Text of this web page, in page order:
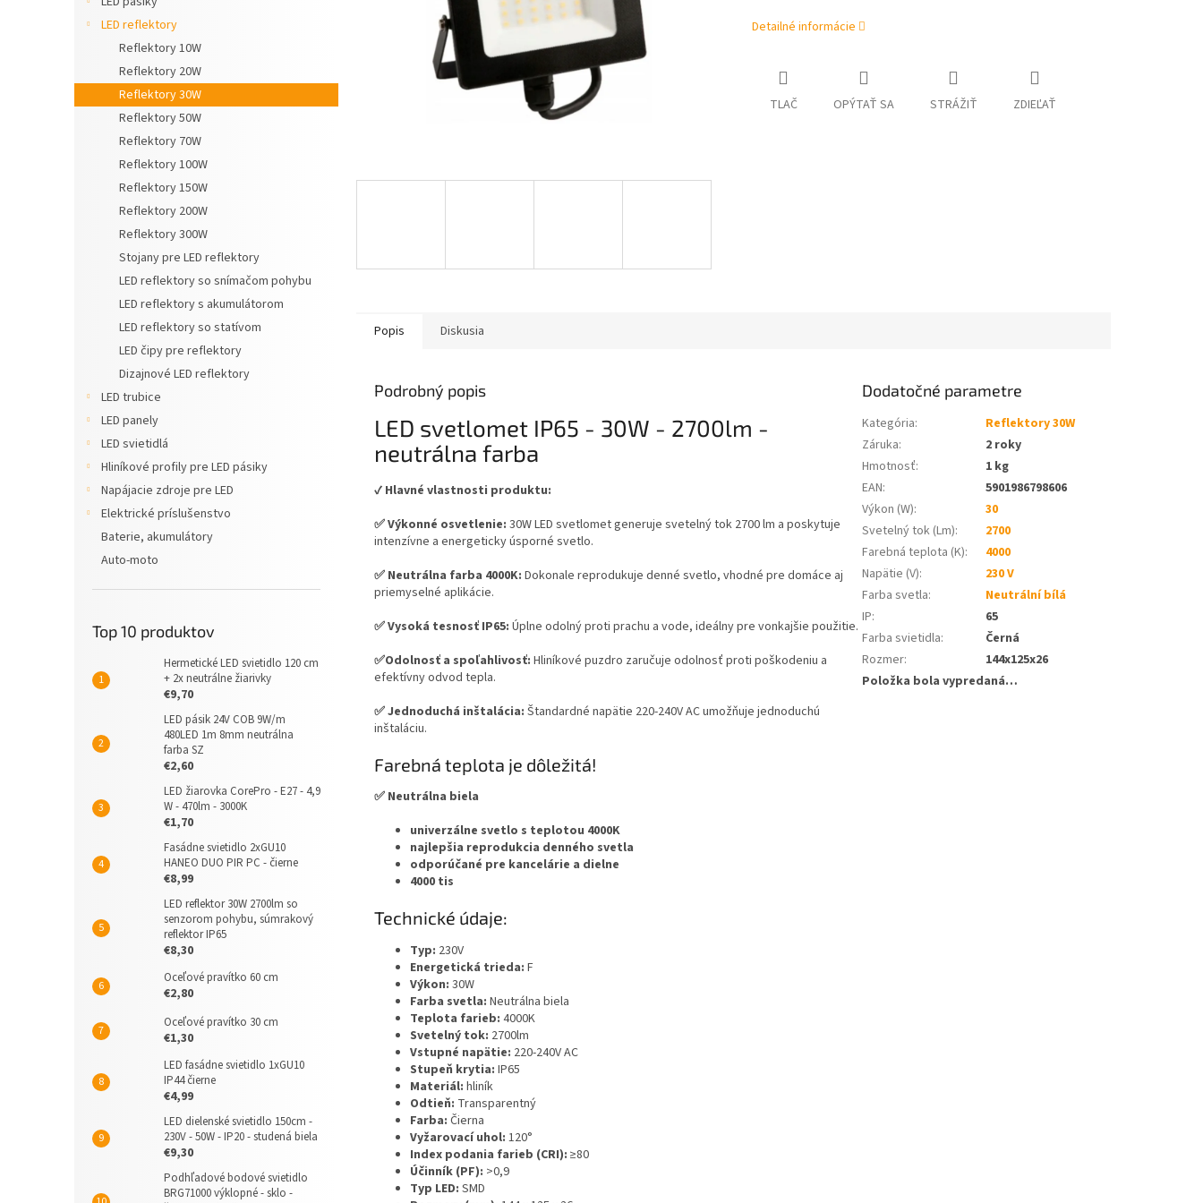
LED reflektory
Reflektory 10W
Reflektory 20W
Reflektory 30W
Reflektory 50W
Reflektory 70W
Reflektory 100W
Reflektory 150W
Reflektory 200W
Reflektory 300W
Stojany pre LED reflektory
LED reflektory so snímačom pohybu
LED reflektory s akumulátorom
LED reflektory so statívom
LED čipy pre reflektory
Dizajnové LED reflektory
LED trubice
LED panely
LED svietidlá
Hliníkové profily pre LED pásiky
Napájacie zdroje pre LED
Elektrické príslušenstvo
Baterie, akumulátory
Auto-moto
Top 10 produktov
Hermetické LED svietidlo 120 cm
+ 2x neutrálne žiarivky
€9,70
LED pásik 24V COB 9W/m
480LED 1m 8mm neutrálna
farba SZ
€2,60
LED žiarovka CorePro - E27 - 4,9
W - 470lm - 3000K
€1,70
Fasádne svietidlo 2xGU10
HANEO DUO PIR PC - čierne
€8,99
LED reflektor 30W 2700lm so
senzorom pohybu, súmrakový
reflektor IP65
€8,30
Oceľové pravítko 60 cm
€2,80
Oceľové pravítko 30 cm
€1,30
LED fasádne svietidlo 1xGU10
IP44 čierne
€4,99
LED dielenské svietidlo 150cm -
230V - 50W - IP20 - studená biela
€9,30
Podhľadové bodové svietidlo
BRG71000 výklopné - sklo -
Detailné informácie
TLAČ OPÝTAŤ SA STRÁŽIŤ ZDIEĽAŤ
Popis Diskusia
Podrobný popis
LED svetlomet IP65 - 30W - 2700lm -
neutrálna farba
✔️ Hlavné vlastnosti produktu:
✅ Výkonné osvetlenie: 30W LED svetlomet generuje svetelný tok 2700 lm a poskytuje
intenzívne a energeticky úsporné svetlo.
✅ Neutrálna farba 4000K: Dokonale reprodukuje denné svetlo, vhodné pre domáce aj
priemyselné aplikácie.
✅ Vysoká tesnosť IP65: Úplne odolný proti prachu a vode, ideálny pre vonkajšie použitie.
✅Odolnosť a spoľahlivosť: Hliníkové puzdro zaručuje odolnosť proti poškodeniu a
efektívny odvod tepla.
✅ Jednoduchá inštalácia: Štandardné napätie 220-240V AC umožňuje jednoduchú
inštaláciu.
Farebná teplota je dôležitá!
✅ Neutrálna biela
univerzálne svetlo s teplotou 4000K
najlepšia reprodukcia denného svetla
odporúčané pre kancelárie a dielne
4000 tis
Technické údaje:
Typ: 230V
Energetická trieda: F
Výkon: 30W
Farba svetla: Neutrálna biela
Teplota farieb: 4000K
Svetelný tok: 2700lm
Vstupné napätie: 220-240V AC
Stupeň krytia: IP65
Materiál: hliník
Odtieň: Transparentný
Farba: Čierna
Vyžarovací uhol: 120°
Index podania farieb (CRI): ≥80
Účinník (PF): >0,9
Typ LED: SMD
Dodatočné parametre
Kategória:
Reflektory 30W
Záruka:
2 roky
Hmotnosť:
1 kg
EAN:
5901986798606
Výkon (W):
30
Svetelný tok (Lm):
2700
Farebná teplota (K):
4000
Napätie (V):
230 V
Farba svetla:
Neutrální bílá
IP:
65
Farba svietidla:
Černá
Rozmer:
144x125x26
Položka bola vypredaná…